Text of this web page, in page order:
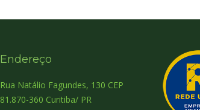
Endereço
Rua Natálio Fagundes, 130 CEP
81.870-360 Curitiba/ PR